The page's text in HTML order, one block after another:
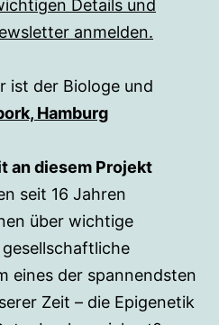
Details und
anmelden.
ist der Biologe und
Hamburg
an diesem Projekt
seit 16 Jahren
über wichtige
eines der spannendsten
Zeit – die Epigenetik